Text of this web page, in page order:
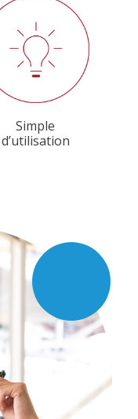
Simple
d’utilisation